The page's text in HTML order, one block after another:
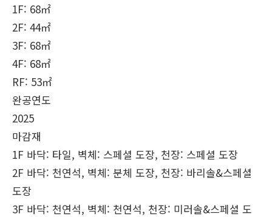
1F: 68㎡
2F: 44㎡
3F: 68㎡
4F: 68㎡
RF: 53㎡
완공연도
2025
마감재
1F 바닥: 타일, 벽체: 스페셜 도장, 천장: 스페셜 도장
2F 바닥: 천연석, 벽체: 분체 도장, 천장: 바리솔&스페셜
도장
3F 바닥: 천연석, 벽체: 천연석, 천장: 미러솔&스페셜 도